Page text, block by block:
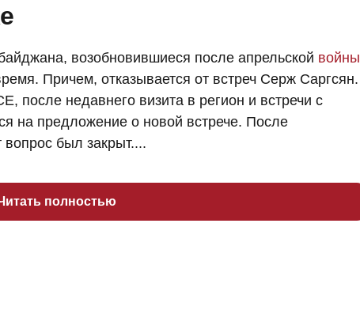
возобновившиеся после апрельской войны
Причем, отказывается от встреч Серж Саргсян.
после недавнего визита в регион и встречи с
на предложение о новой встрече. После
был закрыт....
полностью